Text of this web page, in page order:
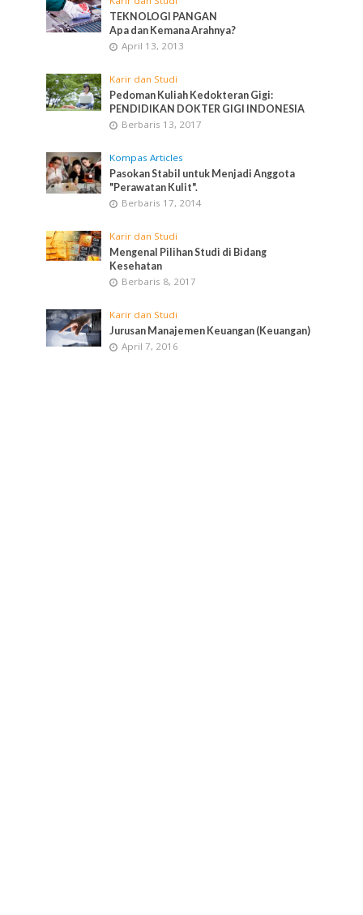
TEKNOLOGI PANGAN
Apa dan Kemana Arahnya?
April 13, 2013
Karir dan Studi
Pedoman Kuliah Kedokteran Gigi:
PENDIDIKAN DOKTER GIGI INDONESIA
Berbaris 13, 2017
Kompas Articles
Pasokan Stabil untuk Menjadi Anggota
"Perawatan Kulit".
Berbaris 17, 2014
Karir dan Studi
Mengenal Pilihan Studi di Bidang
Kesehatan
Berbaris 8, 2017
Karir dan Studi
Jurusan Manajemen Keuangan (Keuangan)
April 7, 2016